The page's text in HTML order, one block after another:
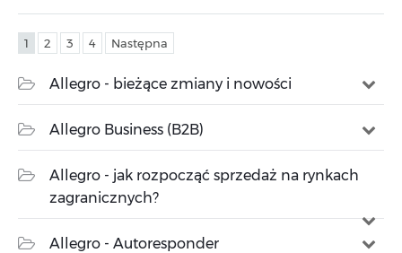
1 2 3 4 Następna
Allegro - bieżące zmiany i nowości
Allegro Business (B2B)
Allegro - jak rozpocząć sprzedaż na rynkach
zagranicznych?
Allegro - Autoresponder